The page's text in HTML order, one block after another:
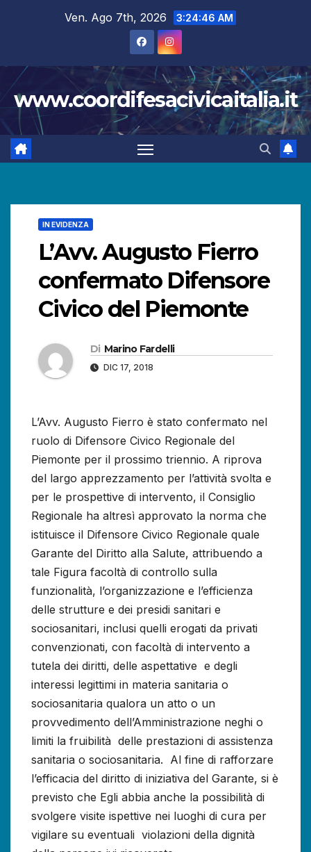
Ven. Ago 7th, 2026 3:24:47 AM
www.coordifesacivicaitalia.it
IN EVIDENZA
L’Avv. Augusto Fierro
confermato Difensore
Civico del Piemonte
Di Marino Fardelli
DIC 17, 2018
L’Avv. Augusto Fierro è stato confermato nel
ruolo di Difensore Civico Regionale del
Piemonte per il prossimo triennio. A riprova
del largo apprezzamento per l’attività svolta e
per le prospettive di intervento, il Consiglio
Regionale ha altresì approvato la norma che
istituisce il Difensore Civico Regionale quale
Garante del Diritto alla Salute, attribuendo a
tale Figura facoltà di controllo sulla
funzionalità, l’organizzazione e l’efficienza
delle strutture e dei presidi sanitari e
sociosanitari, inclusi quelli erogati da privati
convenzionati, con facoltà di intervento a
tutela dei diritti, delle aspettative e degli
interessi legittimi in materia sanitaria o
sociosanitaria qualora un atto o un
provvedimento dell’Amministrazione neghi o
limiti la fruibilità delle prestazioni di assistenza
sanitaria o sociosanitaria. Al fine di rafforzare
l’efficacia del diritto di iniziativa del Garante, si è
previsto che Egli abbia anche la possibilità di
svolgere visite ispettive nei luoghi di cura per
vigilare su eventuali violazioni della dignità